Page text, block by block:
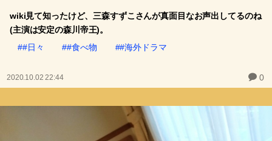
wiki見て知ったけど、三森すずこさんが真面目なお声出してるのね
(主演は安定の森川帝王)。
##日々
##食べ物 ##海外ドラマ
2020.10.02 22:44 0